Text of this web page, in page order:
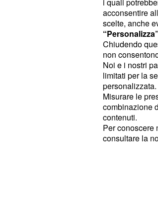
Dunque non
Ferrarisi
quest'oggi
di Singapore
acconsentire
scelte, anche
“Personalizza”
Chiudendo
non
Noi e i nostri
limitati per la
Misurare le
combinazione
contenuti.
Per conoscere
consultare la